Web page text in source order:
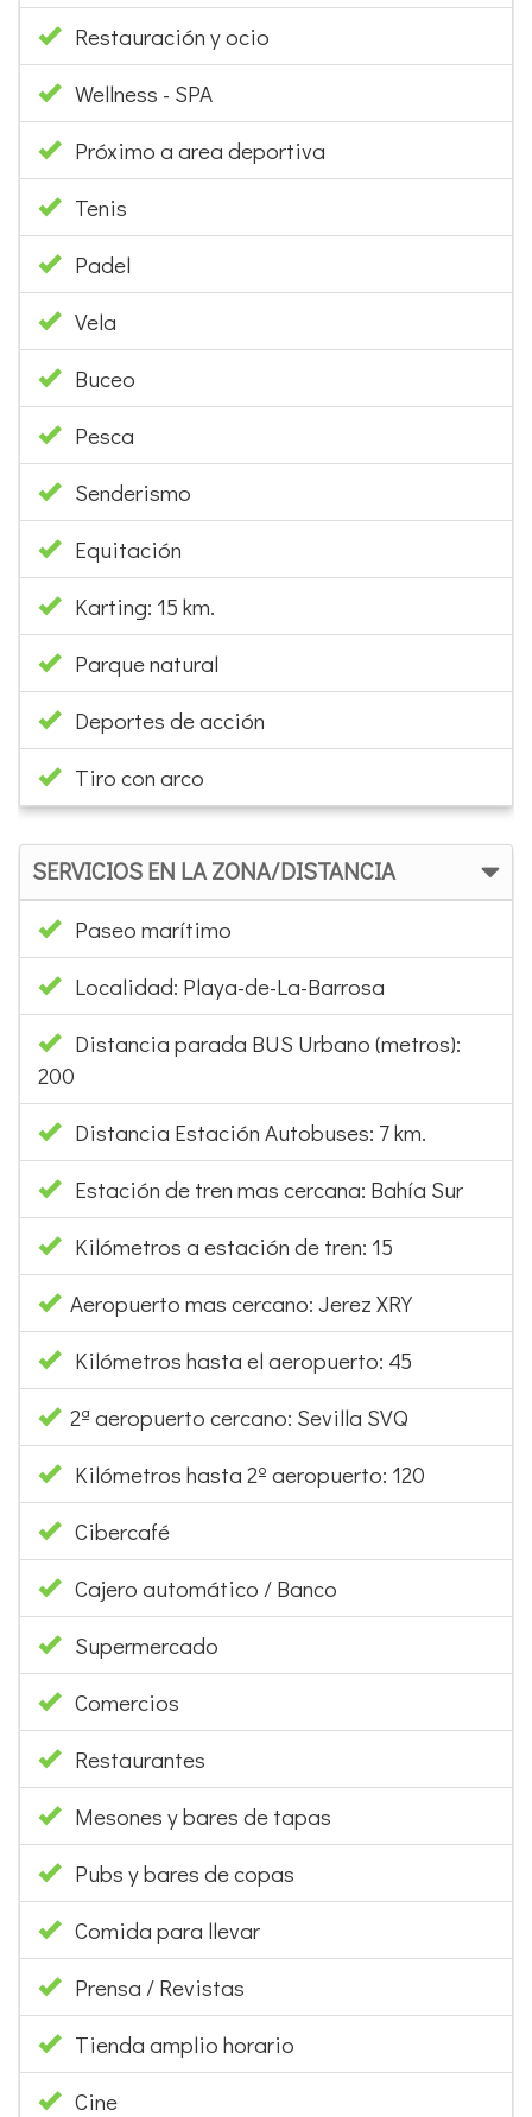
Restauración y ocio
Wellness - SPA
Próximo a area deportiva
Tenis
Padel
Vela
Buceo
Pesca
Senderismo
Equitación
Karting: 15 km.
Parque natural
Deportes de acción
Tiro con arco
SERVICIOS EN LA ZONA/DISTANCIA
Paseo marítimo
Localidad: Playa-de-La-Barrosa
Distancia parada BUS Urbano (metros):
200
Distancia Estación Autobuses: 7 km.
Estación de tren mas cercana: Bahía Sur
Kilómetros a estación de tren: 15
Aeropuerto mas cercano: Jerez XRY
Kilómetros hasta el aeropuerto: 45
2ª aeropuerto cercano: Sevilla SVQ
Kilómetros hasta 2º aeropuerto: 120
Cibercafé
Cajero automático / Banco
Supermercado
Comercios
Restaurantes
Mesones y bares de tapas
Pubs y bares de copas
Comida para llevar
Prensa / Revistas
Tienda amplio horario
Cine